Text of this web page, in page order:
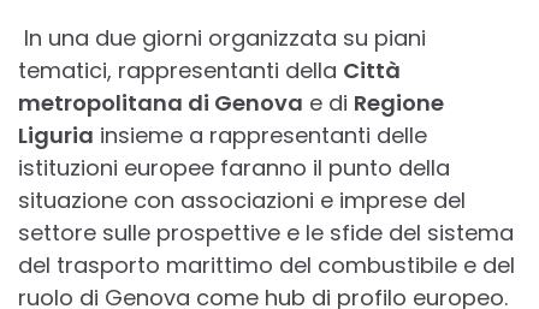
In una due giorni organizzata su piani
tematici, rappresentanti della Città
metropolitana di Genova e di Regione
Liguria insieme a rappresentanti delle
istituzioni europee faranno il punto della
situazione con associazioni e imprese del
settore sulle prospettive e le sfide del sistema
del trasporto marittimo del combustibile e del
ruolo di Genova come hub di profilo europeo.